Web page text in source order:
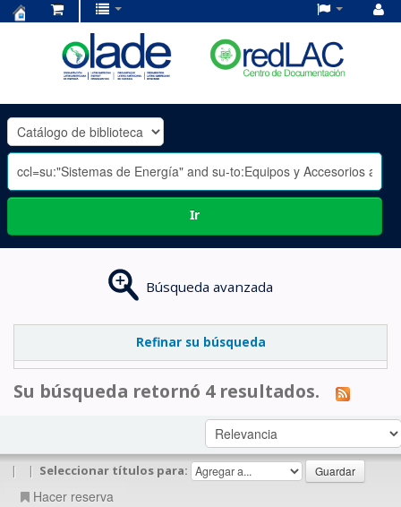
OLADE
-
Ir
Búsqueda avanzada
Refinar su búsqueda
Su búsqueda retornó 4 resultados.
| | Seleccionar títulos para:
Hacer reserva